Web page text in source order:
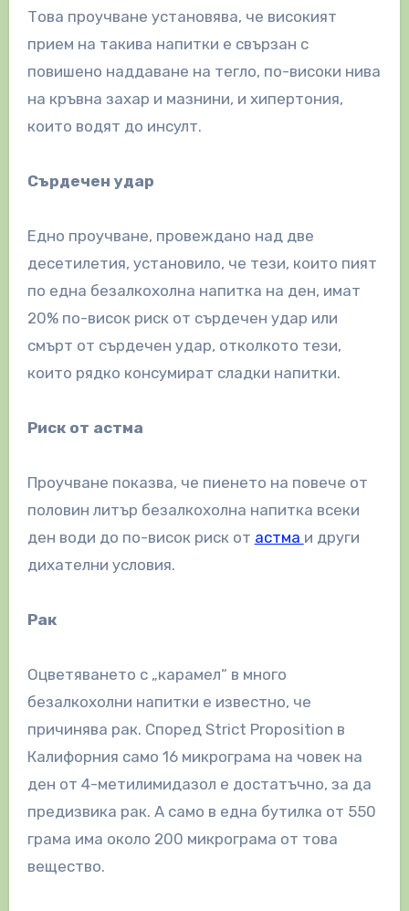
Това проучване установява, че високият
прием на такива напитки е свързан с
повишено наддаване на тегло, по-високи нива
на кръвна захар и мазнини, и хипертония,
които водят до инсулт.
Сърдечен удар
Едно проучване, провеждано над две
десетилетия, установило, че тези, които пият
по една безалкохолна напитка на ден, имат
20% по-висок риск от сърдечен удар или
смърт от сърдечен удар, отколкото тези,
които рядко консумират сладки напитки.
Риск от астма
Проучване показва, че пиенето на повече от
половин литър безалкохолна напитка всеки
ден води до по-висок риск от астма и други
дихателни условия.
Рак
Оцветяването с „карамел“ в много
безалкохолни напитки е известно, че
причинява рак. Според Strict Proposition в
Калифорния само 16 микрограма на човек на
ден от 4-метилимидазол е достатъчно, за да
предизвика рак. А само в една бутилка от 550
грама има около 200 микрограма от това
вещество.